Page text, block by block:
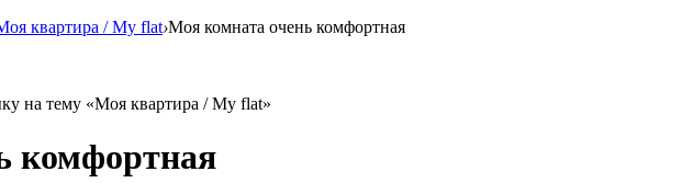
квартира / My flat›Моя комната очень комфортная
на тему «Моя квартира / My flat»
комфортная